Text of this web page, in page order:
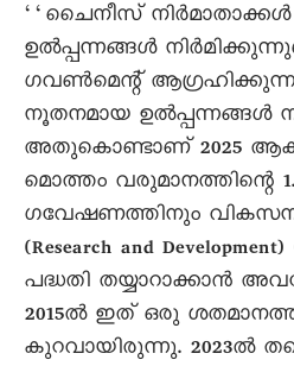
‘‘ചെെനീസ്
ഉൽപ്പന്നങ്ങൾ
ഗവൺമെന്റ്
നൂതനമായ ഉൽപ്പന്നങ്ങൾ
അതുകൊണ്ടാണ് 2025
മൊത്തം വരുമാനത്തിന്റെ
ഗവേഷണത്തിനും
(Research and
പദ്ധതി തയ്യാറാക്കാൻ
2015ൽ ഇത് ഒരു
കുറവായിരുന്നു. 2023ൽ